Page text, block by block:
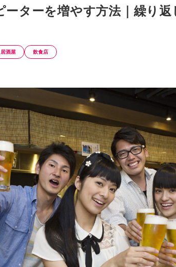
ーターを増やす方法｜繰り
居酒屋 飲食店